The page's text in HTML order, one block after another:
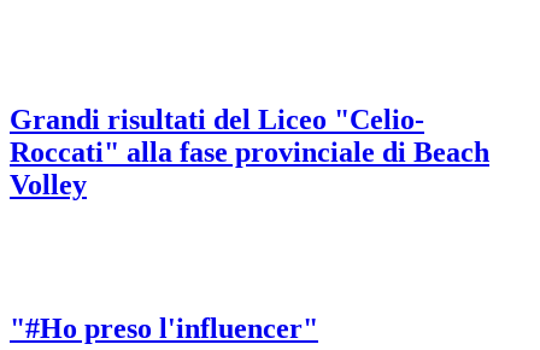
Grandi risultati del Liceo "Celio-
Roccati" alla fase provinciale di Beach
Volley
"#Ho preso l'influencer"